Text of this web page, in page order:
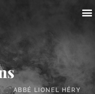
ABBÉ LIONEL HÉRY